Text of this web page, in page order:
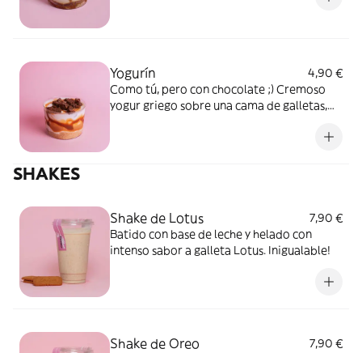
Yogurín
4,90 €
Como tú, pero con chocolate ;) Cremoso
yogur griego sobre una cama de galletas,
SHAKES
Shake de Lotus
7,90 €
Batido con base de leche y helado con
intenso sabor a galleta Lotus. Inigualable!
Shake de Oreo
7,90 €